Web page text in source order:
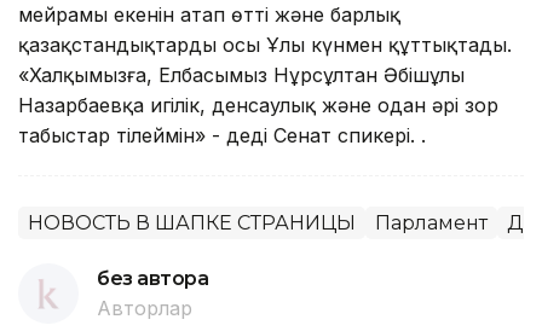
мейрамы екенін атап өтті және барлық
қазақстандықтарды осы Ұлы күнмен құттықтады.
«Халқымызға, Елбасымыз Нұрсұлтан Әбішұлы
Назарбаевқа игілік, денсаулық және одан әрі зор
табыстар тілеймін» - деді Сенат спикері. .
НОВОСТЬ В ШАПКЕ СТРАНИЦЫ Парламент Дін
без автора
Авторлар